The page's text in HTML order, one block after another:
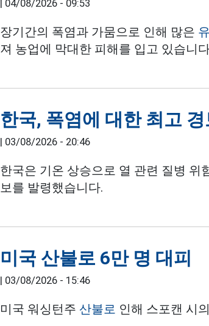
| 04/08/2026 - 09:53
장기간의 폭염과 가뭄으로 인해 많은
져 농업에 막대한 피해를 입고 있습니
한국, 폭염에 대한 최고 경
| 03/08/2026 - 20:46
한국은 기온 상승으로 열 관련 질병
보를 발령했습니다.
미국 산불로 6만 명 대피
| 03/08/2026 - 15:46
미국 워싱턴주 산불로 인해 스포캔 시